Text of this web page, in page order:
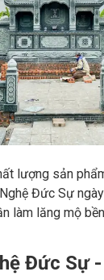
lượng sản
Đức Sự
làm lăng mộ
Đức Sự